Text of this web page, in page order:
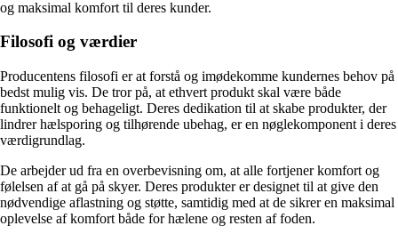
og maksimal komfort til deres kunder.
Filosofi og værdier
Producentens filosofi er at forstå og imødekomme kundernes behov på
bedst mulig vis. De tror på, at ethvert produkt skal være både
funktionelt og behageligt. Deres dedikation til at skabe produkter, der
lindrer hælsporing og tilhørende ubehag, er en nøglekomponent i deres
værdigrundlag.
De arbejder ud fra en overbevisning om, at alle fortjener komfort og
følelsen af at gå på skyer. Deres produkter er designet til at give den
nødvendige aflastning og støtte, samtidig med at de sikrer en maksimal
oplevelse af komfort både for hælene og resten af foden.